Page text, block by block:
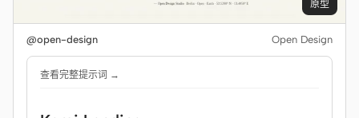
原型
@open-design Open Design
查看完整提示词 →